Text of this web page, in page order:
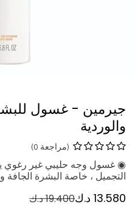
جيرمين - غسول
والوردية
(مراجعة 0)
◉ غسول وجه حليبي غير رغوي
التجميل ، خاصة البشرة الجافة
13.580 د.ك19.400د.ك